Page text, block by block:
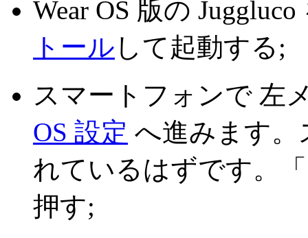
Wear OS 版の
トール して起動する;
スマートフォンで
OS 設定 へ進みます。
れているはずです。
押す;